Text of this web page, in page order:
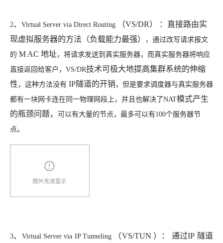
2、 Virtual Server via Direct Routing （VS/DR） ：直接路由实
现虚拟服务器的方法（负载能力最强）
， 通过改写请求报文
的 M AC 地址， 将请求发送到真实服务器， 而真实服务器将响应
直接返回给客户 ， VS/DR技术可极大地提高集群系统的伸缩
性 ， 这种方法没有 IP隧道的开销 ， 但是要求调度器与真实服务器
都有一块网卡连在同一物理网段上 ，并且也解决了NAT模式产生
的瓶颈问题，
可以有大量的节点，最多可以有100个服务器节
点。
3、 Virtual Server via IP Tunneling （VS/TUN ）： 通过IP 隧道